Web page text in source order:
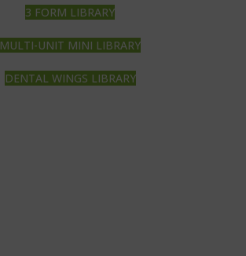
3 FORM LIBRARY
MULTI-UNIT MINI LIBRARY
DENTAL WINGS LIBRARY